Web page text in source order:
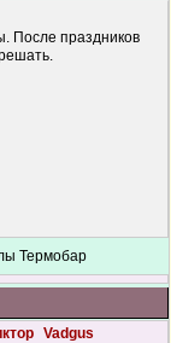
После праздников
Термобар
Vadgus